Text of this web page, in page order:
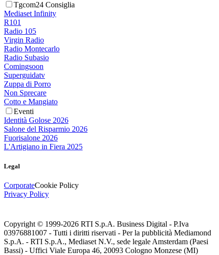
Tgcom24 Consiglia
Mediaset Infinity
R101
Radio 105
Virgin Radio
Radio Montecarlo
Radio Subasio
Comingsoon
Superguidatv
Zuppa di Porro
Non Sprecare
Cotto e Mangiato
Eventi
Identità Golose 2026
Salone del Risparmio 2026
Fuorisalone 2026
L'Artigiano in Fiera 2025
Legal
CorporateCookie Policy
Privacy Policy
Copyright © 1999-2026 RTI S.p.A. Business Digital - P.Iva
03976881007 - Tutti i diritti riservati - Per la pubblicità Mediamond
S.p.A. - RTI S.p.A., Mediaset N.V., sede legale Amsterdam (Paesi
Bassi) - Uffici Viale Europa 46, 20093 Cologno Monzese (MI)